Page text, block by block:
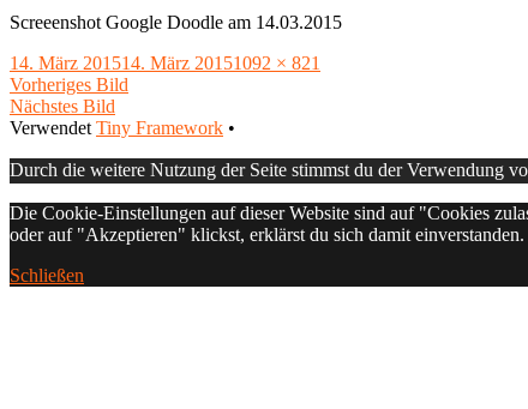
Screeenshot Google Doodle am 14.03.2015
Veröffentlicht
am
14. März 201514. März 2015Volle
1092 × 821
Vorheriges Bild
Nächstes Bild
Footer
Inhalt
Verwendet Tiny Framework •
Durch die weitere Nutzung der Seite stimmst du der Verwendung
Die Cookie-Einstellungen auf dieser Website sind auf "Cookies
oder auf "Akzeptieren" klickst, erklärst du sich damit einverstanden.
Schließen